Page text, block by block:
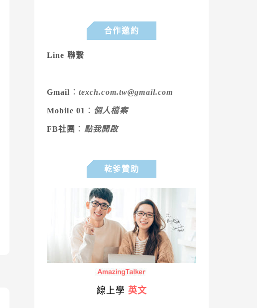
合作邀約
Line 聯繫
Gmail ： texch.com.tw@gmail.com
Mobile 01 ： 個人檔案
FB社團 ： 點我開啟
乾爹贊助
線上學 英文